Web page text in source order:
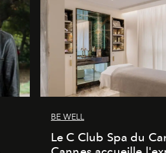
BE WELL
Le C Club Spa du